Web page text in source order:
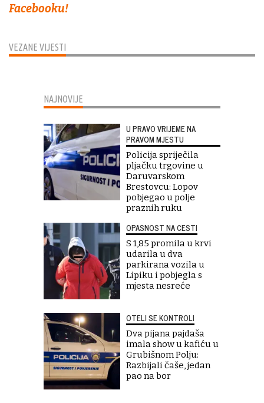
VEZANE VIJESTI
Facebooku!
NAJNOVIJE
U PRAVO VRIJEME NA
PRAVOM MJESTU
Policija spriječila
pljačku trgovine u
Daruvarskom
Brestovcu: Lopov
pobjegao u polje
praznih ruku
OPASNOST NA CESTI
S 1,85 promila u krvi
udarila u dva
parkirana vozila u
Lipiku i pobjegla s
mjesta nesreće
OTELI SE KONTROLI
Dva pijana pajdaša
imala show u kafiću u
Grubišnom Polju:
Razbijali čaše, jedan
pao na bor